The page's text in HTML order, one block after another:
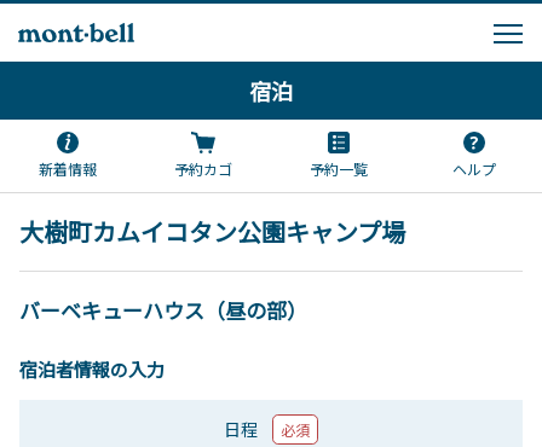
宿泊
新着情報 予約カゴ 予約一覧 ヘルプ
大樹町カムイコタン公園キャンプ場
バーベキューハウス（昼の部）
宿泊者情報の入力
日程 必須